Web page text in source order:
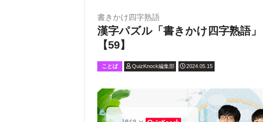
書きかけ四字熟語
漢字パズル「書きかけ四字熟語
【59】
ことば QuizKnock編集部 2024.05.15